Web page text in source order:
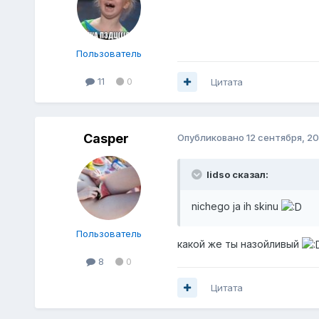
Пользователь
11 0 Цитата
Casper
Пользователь
8 0
Опубликовано 12 сентября,
lidso сказал:
nichego ja ih skinu
какой же ты назойливый
Цитата